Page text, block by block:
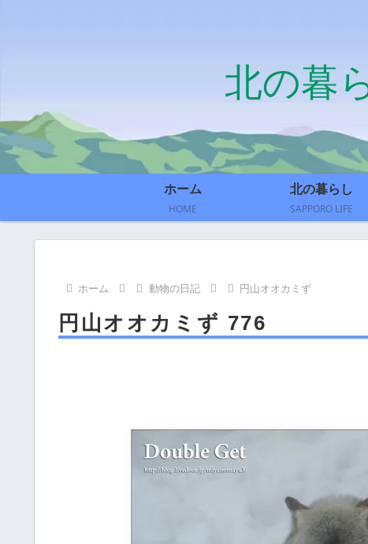
北の暮
ホーム
HOME
北の暮らし
SAPPORO LIFE
ホーム 動物の日記 円山オオカミず
円山オオカミず 776